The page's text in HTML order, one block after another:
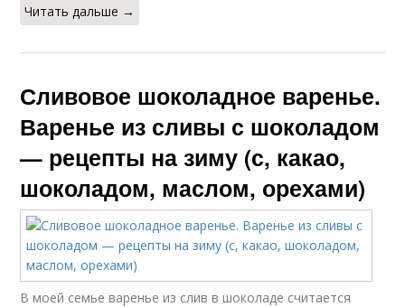
Читать дальше →
Сливовое шоколадное варенье.
Варенье из сливы с шоколадом
— рецепты на зиму (с, какао,
шоколадом, маслом, орехами)
В моей семье варенье из слив в шоколаде считается